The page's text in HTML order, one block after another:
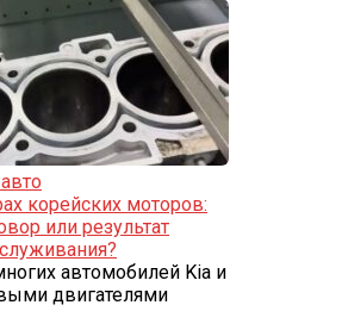
корейских моторов:
или результат
автомобилей Kia и
двигателями